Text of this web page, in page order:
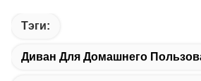
Тэги:
Диван Для Домашнего